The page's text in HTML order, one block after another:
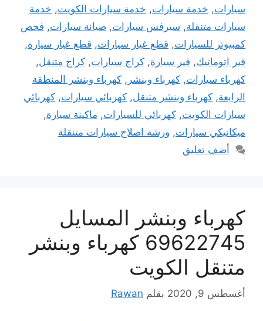
سيارات, خدمة سيارات, خدمة سيارات الكويت, خدمة
سيارات متنقلة, سيرفس سيارات, صيانة سيارات, فحص
كمبيوتر للسيارات, قطع غيار سيارات, قطع غيار سيارة,
قير اتوماتيك, قير سيارة, كراج سيارات, كراج متنقل,
كهرباء سيارات, كهرباء وبنشر , كهرباء وبنشر المنطقة
الرابعة, كهرباء وبنشر متنقل, كهربائي سيارات, كهربائي
سيارات الكويت, كهربائي للسيارات, ماكينة سيارة,
ميكانيكي سيارات, ورشة اصلاح سيارات متنقلة
أضف تعليق
كهرباء وبنشر المسايل
69622745 كهرباء وبنشر
متنقل الكويت
أغسطس 9, 2020 بقلم Rawan